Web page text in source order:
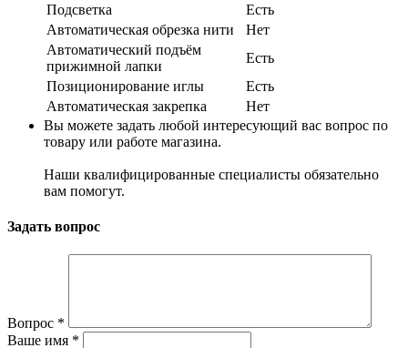
Подсветка
Есть
Автоматическая обрезка нити
Нет
Автоматический подъём
прижимной лапки
Есть
Позиционирование иглы
Есть
Автоматическая закрепка
Нет
Вы можете задать любой интересующий вас вопрос по
товару или работе магазина.
Наши квалифицированные специалисты обязательно
вам помогут.
Задать вопрос
Вопрос *
Ваше имя *